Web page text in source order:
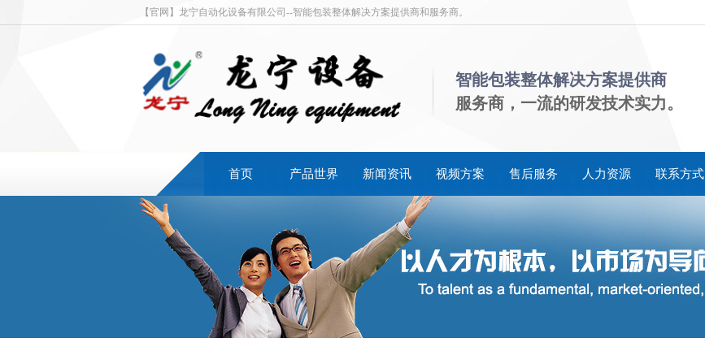
【官网】龙宁自动化设备有限公司--智能包装整体解决方案提供商和服务商。
智能包装整体解决方案提供商
服务商，一流的研发技术实力。
首页 产品世界 新闻资讯 视频方案 售后服务 人力资源 联系方式